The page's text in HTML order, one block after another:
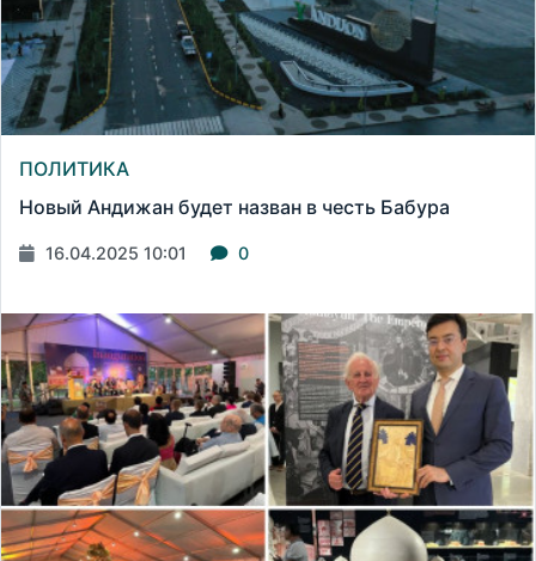
ПОЛИТИКА
Новый Андижан будет назван в честь Бабура
16.04.2025 10:01 0